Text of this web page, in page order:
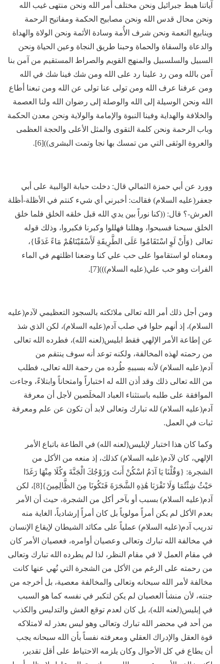
آياتنا هبط جبرائيل ونحن مختلف أمر الله ونحن منتهى غيب الله
ونحن محال قدس الله ونحن مصابيح الحكمة ومفاتيح الرحمة
وينابيع النعمة ونحن شرف الأُمة وسادة الأئمة ونحن الولاة والهداة
والدعاة والسقاة والحماة وحبنا طريق النجاة وعين الحياة ونحن
السبيل والسلسبيل والمنهج القويم والصراط المستقيم من آمن بنا
آمن بالله ومن رد علينا رد على الله ومن شك فينا شك في الله
ومن عرفنا عرف الله ومن تولى عنا تولى عن الله ومن تبعنا أطاع
الله ونحن الوسيلة إلى الله والوصلة إلى رضوان الله ولنا العصمة
والخلافة والهداية وفينا النبوة والإمامة والولاية ونحن معدن الحكمة
وباب الرحمة ونحن كلمة التقوى والمثل الأعلى والحجة العظمى
والعروة الوثقى التي من تمسك بها نجا وتمت البشرى))[6].
وورد عن أبي حمزة الثمالي قال: دخلت حبابة الوالبية على أبي
جعفر(عليه السلام) فقالت: أخبرني أي شيء كنتم في الأظلة-أظلة
العرش-؟ قال: ((كنا نوراً بين يدي الله قبل خلقه الخلق فلما خلق
الخلق سبحنا فسبحوا، وهللنا فهللوا وكبرنا فكبروا، وذلك قوله
تعالى {وَأَنْ لَوِ اسْتَقَامُوا عَلَى الطَّرِيقَةِ لَأَسْقَيْنَاهُمْ مَاءً غَدَقًا}،
ومعناه لو استقاموا على حب علي كنا وضعنا اظلتهم في الماء
الفرات وهو حب علي(عليه السلام)))[7].
ومن أجل ذلك أمر الله تعالى ملائكته بالسجود التعظيمي لآدم(عليه
السلام)، إذ أنهم حلوا في صلب آدم(عليه السلام)، لكن الذي شذ
عن إطاعة الأمر الإلهي فقط ابليس(لعنه الله)، فطرده الله تعالى
من رحمته لهذه المخالفة، ولكنه توعد أنه سوف ينتقم من
آدم(عليه السلام) لأنه بسببهِ طُرده من رحمة الله تعالى، فطلب
من الله تعالى ذلك وقد أذن الله له اختباراً وامتحاناً وابتلاءً، وجاءت
الموافقة على طلبه باستثناء العباد المخلَصين لأجل أن معرفة
آدم(عليه السلام) لله تبارك وتعالى لابد أن تكون عن علم ومعرفة
ثبات في العمل.
وكما كان هذا اختبار لإبليس(لعنه الله) في الطاعة باتباع الأمر
الإلهي، كان لآدم(عليه السلام) كذلك، إذ منعه من الأكل من
الشجرة: {وَقُلْنَا يَا آدَمُ اسْكُنْ أَنتَ وَزَوْجُكَ الْجَنَّةَ وَكُلَا مِنْهَا رَغَدًا
حَيْثُ شِئْتُمَا وَلَا تَقْرَبَا هَٰذِهِ الشَّجَرَةَ فَتَكُونَا مِنَ الظَّالِمِينَ}[8]، لكن
آدم(عليه السلام) بسبب أو بآخر أكل من الشجرة، حيث أن الأمر
بعدم الأكل لم يكن أمراً مولوياً بل كان أمراً إرشادياً، الغاية منه
تدريب آدم(عليه السلام) عملياً على مكائد الشيطان لإيقاع الإنسان
في مخالفة الله تبارك وتعالى وعصيان أوامره، فعصيان الأمر كان
في مقام العمل لا في مقام النظر، لذا لم يطرده الله تبارك وتعالى
من رحمته على الرغم من الأكل من الشجرة التي نُهي عنها كانت
مخالفة لأمر الله سبحانه وتعالى والمخالفة معصية، بل أخرجه من
جنته، لأن منشأ العصيان لم يكن لتكبر في نفسه كما هو السبب
في إبليس(لعنه الله)، بل كان لعدم توقع الغش والتدليس والكذب
من أحد في محضر الله تبارك وتعالى وهو ليس بعذر له لامتلاكه
قوة العقل والإدراك العقلي ومعرفته نفساً بأن الله سبحانه يجب
أن يطاع في كل الأحوال وكان يلزمه الاحتياط على أقل تقدير،